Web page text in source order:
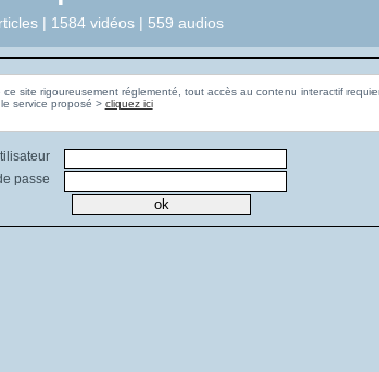
| 1584 vidéos | 559 audios
site rigoureusement réglementé, tout accès au contenu interactif
service proposé > cliquez ici
passe